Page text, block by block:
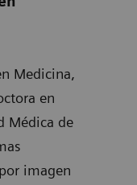
Medicina,
en
Médica de
imagen